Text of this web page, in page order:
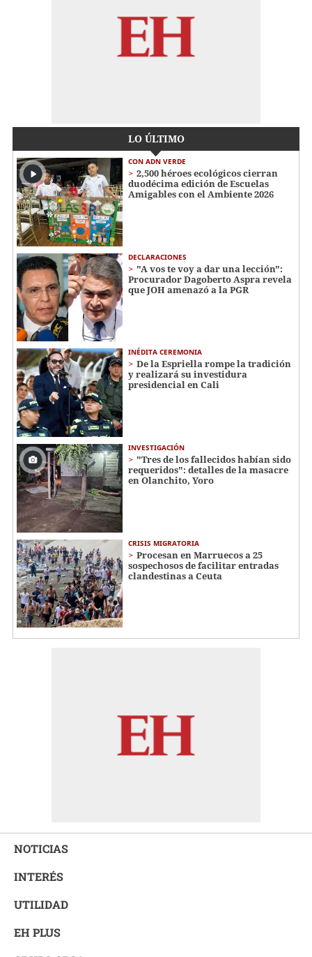
LO ÚLTIMO
CON ADN VERDE
2,500 héroes ecológicos cierran
duodécima edición de Escuelas
Amigables con el Ambiente 2026
DECLARACIONES
"A vos te voy a dar una lección":
Procurador Dagoberto Aspra revela
que JOH amenazó a la PGR
INÉDITA CEREMONIA
De la Espriella rompe la tradición
y realizará su investidura
presidencial en Cali
INVESTIGACIÓN
"Tres de los fallecidos habían sido
requeridos": detalles de la masacre
en Olanchito, Yoro
CRISIS MIGRATORIA
Procesan en Marruecos a 25
sospechosos de facilitar entradas
clandestinas a Ceuta
NOTICIAS
INTERÉS
UTILIDAD
EH PLUS